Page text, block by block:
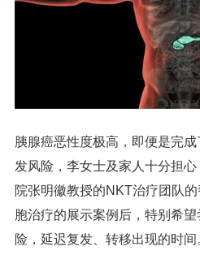
胰腺癌恶性度极高，即便是完
发风险，李女士及家人十分担
院张明徽教授的NKT治疗团队
胞治疗的展示案例后，特别希
险，延迟复发、转移出现的时间